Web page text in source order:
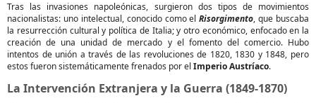
Tras las invasiones napoleónicas, surgieron dos tipos de movimientos
nacionalistas: uno intelectual, conocido como elRisorgimento, que buscaba
la resurrección cultural y política de Italia; y otro económico, enfocado en la
creación de una unidad de mercado y el fomento del comercio. Hubo
intentos de unión a través de las revoluciones de 1820, 1830 y 1848, pero
estos fueron sistemáticamente frenados por el Imperio Austríaco.
La Intervención Extranjera y la Guerra (1849-1870)